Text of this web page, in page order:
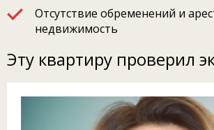
Отсутствие обременений и
недвижимость
Эту квартиру проверил